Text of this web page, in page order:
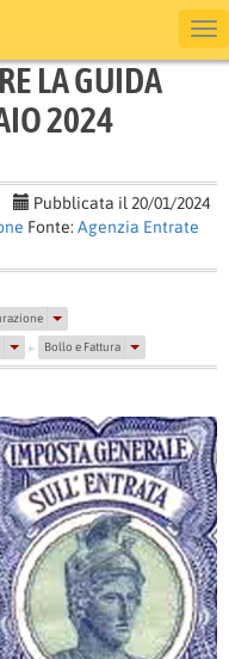
LA GUIDA
2024
Pubblicata il 20/01/2024
Fonte: Agenzia Entrate
▶ Bollo e Fattura